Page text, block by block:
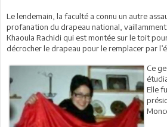
Le lendemain, la faculté a connu un autre
profanation du drapeau national,
Khaoula Rachidi qui est montée sur le toit
décrocher le drapeau pour le remplacer par
Ce
Elle